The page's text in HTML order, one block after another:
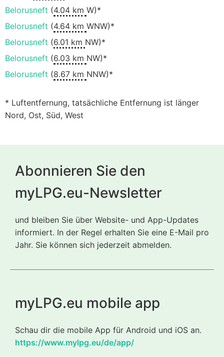
Belorusneft (4.04 km W)*
Belorusneft (4.64 km WNW)*
Belorusneft (6.01 km NW)*
Belorusneft (6.03 km NW)*
Belorusneft (8.67 km NNW)*
* Luftentfernung, tatsächliche Entfernung ist länger
Nord, Ost, Süd, West
Abonnieren Sie den
myLPG.eu-Newsletter
und bleiben Sie über Website- und App-Updates
informiert. In der Regel erhalten Sie eine E-Mail pro
Jahr. Sie können sich jederzeit abmelden.
myLPG.eu mobile app
Schau dir die mobile App für Android und iOS an.
https://www.mylpg.eu/de/app/